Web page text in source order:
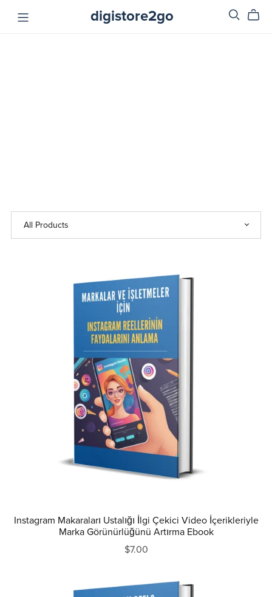
digistore2go
Instagram Makaraları Ustalığı İlgi Çekici Video İçerikleriyle
Marka Görünürlüğünü Artırma Ebook
$7.00